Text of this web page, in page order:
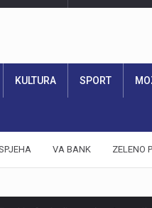
KULTURA SPORT
VA BANK ZELENO